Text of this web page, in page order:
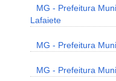
MG - Prefeitura
Lafaiete
MG - Prefeitura
MG - Prefeitura